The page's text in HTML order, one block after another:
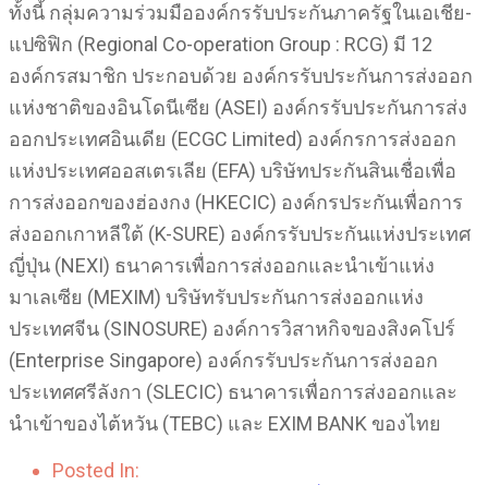
ทั้งนี้ กลุ่มความร่วมมือองค์กรรับประกันภาครัฐในเอเชีย-
แปซิฟิก (Regional Co-operation Group : RCG) มี 12
องค์กรสมาชิก ประกอบด้วย องค์กรรับประกันการส่งออก
แห่งชาติของอินโดนีเซีย (ASEI) องค์กรรับประกันการส่ง
ออกประเทศอินเดีย (ECGC Limited) องค์กรการส่งออก
แห่งประเทศออสเตรเลีย (EFA) บริษัทประกันสินเชื่อเพื่อ
การส่งออกของฮ่องกง (HKECIC) องค์กรประกันเพื่อการ
ส่งออกเกาหลีใต้ (K-SURE) องค์กรรับประกันแห่งประเทศ
ญี่ปุ่น (NEXI) ธนาคารเพื่อการส่งออกและนำเข้าแห่ง
มาเลเซีย (MEXIM) บริษัทรับประกันการส่งออกแห่ง
ประเทศจีน (SINOSURE) องค์การวิสาหกิจของสิงคโปร์
(Enterprise Singapore) องค์กรรับประกันการส่งออก
ประเทศศรีลังกา (SLECIC) ธนาคารเพื่อการส่งออกและ
นำเข้าของไต้หวัน (TEBC) และ EXIM BANK ของไทย
Posted In: